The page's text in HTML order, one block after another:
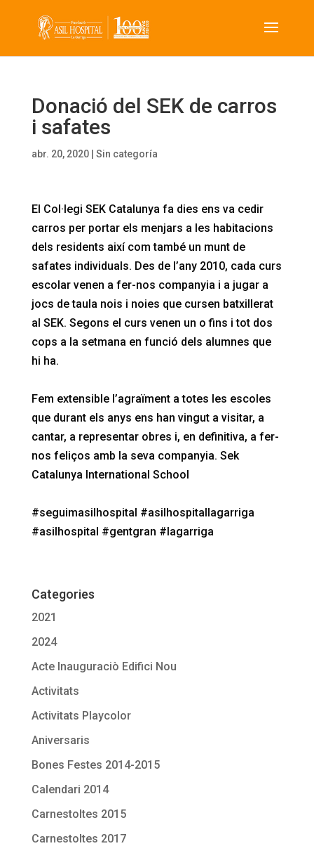
Donació del SEK de carros
i safates
abr. 20, 2020| Sin categoría
El Col·legi SEK Catalunya fa dies ens va cedir
carros per portar els menjars a les habitacions
dels residents així com també un munt de
safates individuals. Des de l’any 2010, cada curs
escolar venen a fer-nos companyia i a jugar a
jocs de taula nois i noies que cursen batxillerat
al SEK. Segons el curs venen un o fins i tot dos
cops a la setmana en funció dels alumnes que
hi ha.
Fem extensible l’agraïment a totes les escoles
que durant els anys ens han vingut a visitar, a
cantar, a representar obres i, en definitiva, a fer-
nos feliços amb la seva companyia. Sek
Catalunya International School
#seguimasilhospital #asilhospitallagarriga
#asilhospital #gentgran #lagarriga
Categories
2021
2024
Acte Inauguraciò Edifici Nou
Activitats
Activitats Playcolor
Aniversaris
Bones Festes 2014-2015
Calendari 2014
Carnestoltes 2015
Carnestoltes 2017